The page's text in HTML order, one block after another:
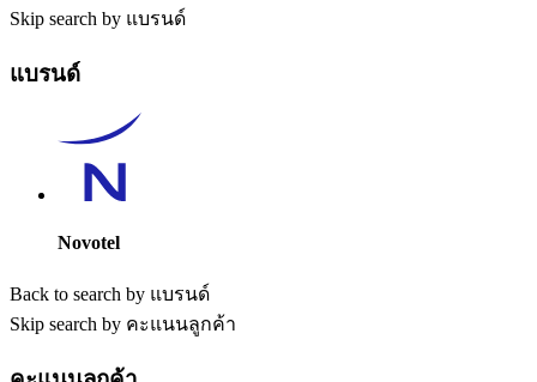
Skip search by แบรนด์
แบรนด์
Novotel
Back to search by แบรนด์
Skip search by คะแนนลูกค้า